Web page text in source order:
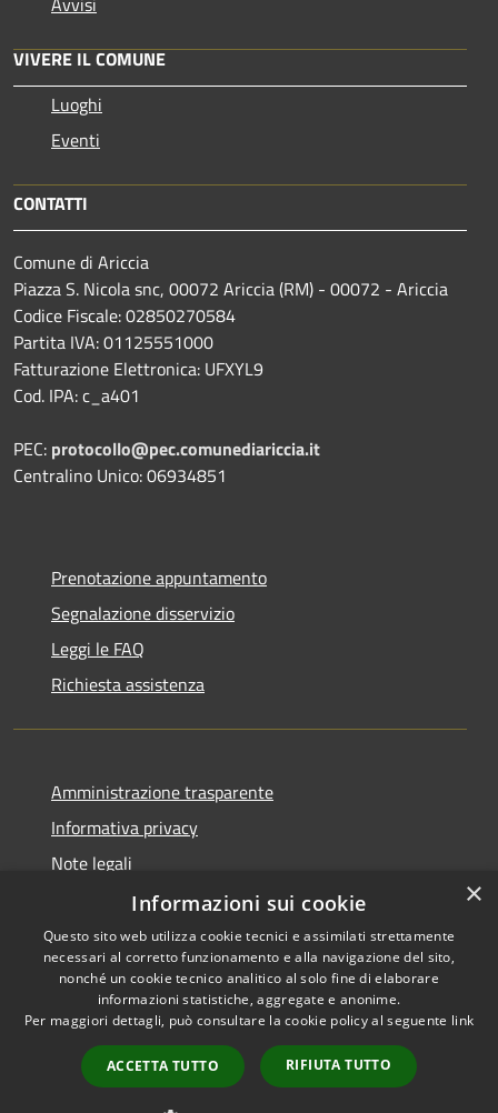
VIVERE IL COMUNE
Luoghi
Eventi
CONTATTI
Comune di Ariccia
Piazza S. Nicola snc, 00072 Ariccia (RM) - 00072 - Ariccia
Codice Fiscale: 02850270584
Partita IVA: 01125551000
Fatturazione Elettronica: UFXYL9
Cod. IPA: c_a401
PEC: protocollo@pec.comunediariccia.it
Centralino Unico: 06934851
Prenotazione appuntamento
Segnalazione disservizio
Leggi le FAQ
Richiesta assistenza
Amministrazione trasparente
Informativa privacy
Note legali
Dichiarazione di accessibilità
RSS
Accessibilità
Copyright © 2026 • Comune di
Municipium•
Accesso
redazione
×
Informazioni sui cookie
Questo sito web utilizza cookie tecnici e assimilati strettamente
necessari al corretto funzionamento e alla navigazione del sito,
nonché un cookie tecnico analitico al solo fine di elaborare
informazioni statistiche, aggregate e anonime.
Per maggiori dettagli, può consultare la cookie policy al seguente link
ACCETTA TUTTO RIFIUTA TUTTO